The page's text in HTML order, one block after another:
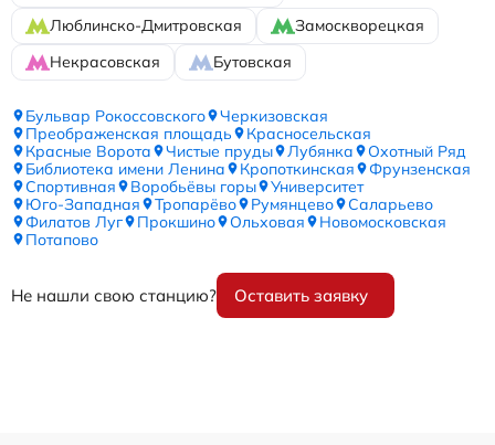
Люблинско-Дмитровская
Замоскворецкая
Некрасовская
Бутовская
Бульвар Рокоссовского
Черкизовская
Преображенская площадь
Красносельская
Красные Ворота
Чистые пруды Лубянка
Охотный Ряд
Библиотека имени Ленина
Кропоткинская
Фрунзенская
Спортивная
Воробьёвы горы
Университет
Юго-Западная
Тропарёво Румянцево
Саларьево
Филатов Луг
Прокшино Ольховая
Новомосковская
Потапово
Не нашли свою станцию? Оставить заявку